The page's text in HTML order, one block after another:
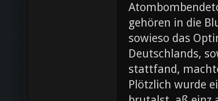
gehören in die
sowieso das
Deutschlands,
stattfand,
Plötzlich wurde